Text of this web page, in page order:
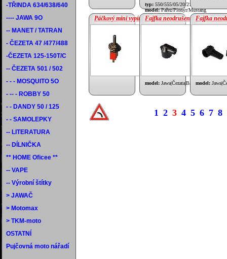
-TŘINDA 634/638/640
---- JAWA 9O
-- MANET / TATRAN
- ČEZETA 47 /477/488
-ČEZETA 125-150T/C
-- ČEZETA 501 / 502
- - - MOSQUITO 5O
- -- - ROBBY 50
- - DANDY 50 / 125
- - SAMOLEPKY
-- LITERATURA
-- DÍLNIČKA
** HOME Oficee **
-- VAPE
-- Výrobní štítky
> JAWAČ
> Motomax
> TKM-moto
OSTATNÍ
Pujčovná moto nářadí
typ: 550/555/05/20/21/23
model:Pařez/Pionýr/Mustang
Páčkový mini vypínačFajfka neodrušená
model:
Fajfka
model:
1 2 3 4 5 6 7 8